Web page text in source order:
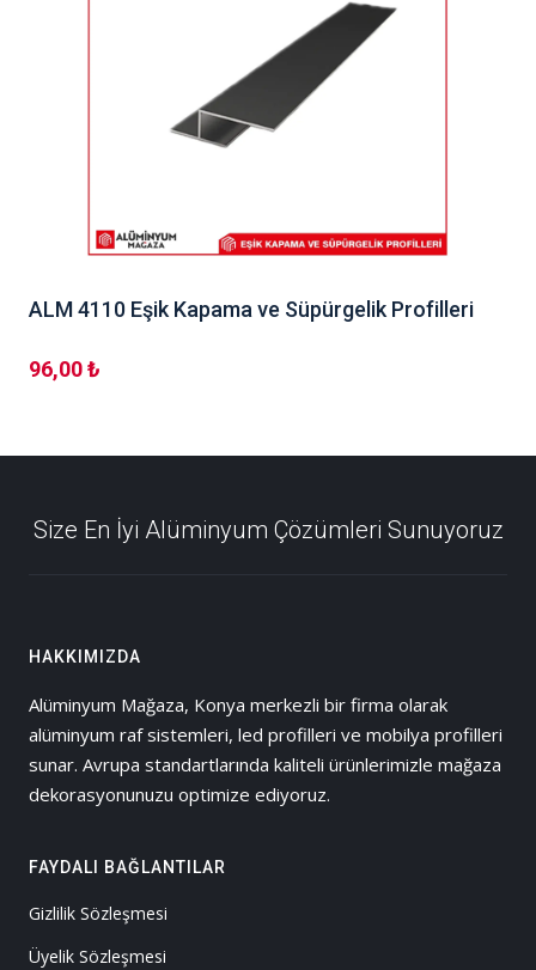
ALM 4110 Eşik Kapama ve Süpürgelik Profilleri
96,00 ₺
Size En İyi Alüminyum Çözümleri Sunuyoruz
HAKKIMIZDA
Alüminyum Mağaza, Konya merkezli bir firma olarak
alüminyum raf sistemleri, led profilleri ve mobilya profilleri
sunar. Avrupa standartlarında kaliteli ürünlerimizle mağaza
dekorasyonunuzu optimize ediyoruz.
FAYDALI BAĞLANTILAR
Gizlilik Sözleşmesi
Üyelik Sözleşmesi